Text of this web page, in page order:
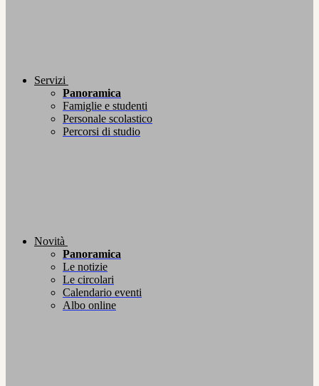
Servizi
Panoramica
Famiglie e studenti
Personale scolastico
Percorsi di studio
Novità
Panoramica
Le notizie
Le circolari
Calendario eventi
Albo online